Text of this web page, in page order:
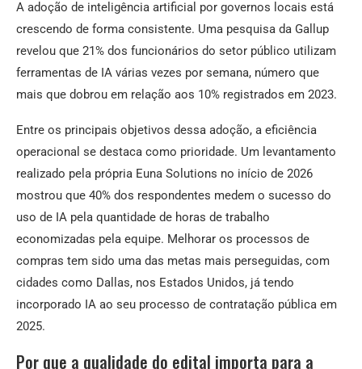
A adoção de inteligência artificial por governos locais está
crescendo de forma consistente. Uma pesquisa da Gallup
revelou que 21% dos funcionários do setor público utilizam
ferramentas de IA várias vezes por semana, número que
mais que dobrou em relação aos 10% registrados em 2023.
Entre os principais objetivos dessa adoção, a eficiência
operacional se destaca como prioridade. Um levantamento
realizado pela própria Euna Solutions no início de 2026
mostrou que 40% dos respondentes medem o sucesso do
uso de IA pela quantidade de horas de trabalho
economizadas pela equipe. Melhorar os processos de
compras tem sido uma das metas mais perseguidas, com
cidades como Dallas, nos Estados Unidos, já tendo
incorporado IA ao seu processo de contratação pública em
2025.
Por que a qualidade do edital importa para a